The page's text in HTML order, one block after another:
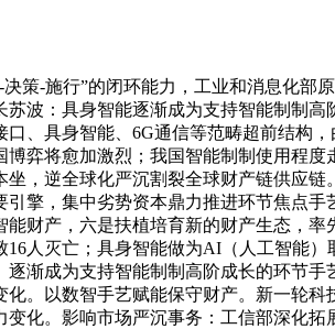
-施行”的闭环能力，工业和消息化部原
苏波：具身智能逐渐成为支持智能制制
口、具身智能、6G通信等范畴超前结构
博弈将愈加激烈；我国智能制制使用程
坐，逆全球化严沉割裂全球财产链供应
引擎，集中劣势资本鼎力推进环节焦点
能财产，六是扶植培育新的财产生态，
16人灭亡；具身智能做为AI（人工智能
逐渐成为支持智能制制高阶成长的环节
化。以数智手艺赋能保守财产。新一轮
变化。影响市场严沉事务：工信部深化